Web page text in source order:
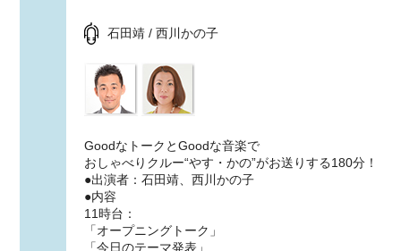
石田靖 / 西川かの子
GoodなトークとGoodな音楽で
おしゃべりクルー“やす・かの”がお送りする180分！
●出演者：石田靖、西川かの子
●内容
11時台：
「オープニングトーク」
「今日のテーマ発表」